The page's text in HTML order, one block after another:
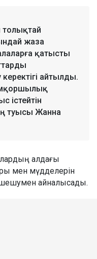
жаза
қатысты
керектігі айтылды.
істейтін
туысы Жанна
алдағы
мен мүдделерін
шешумен айналысады.